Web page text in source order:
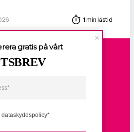
1 min lästid
dataskyddspolicy*
gratis på vårt